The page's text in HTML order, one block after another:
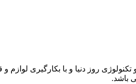
روز دنیا و با بکارگیری
باشد.